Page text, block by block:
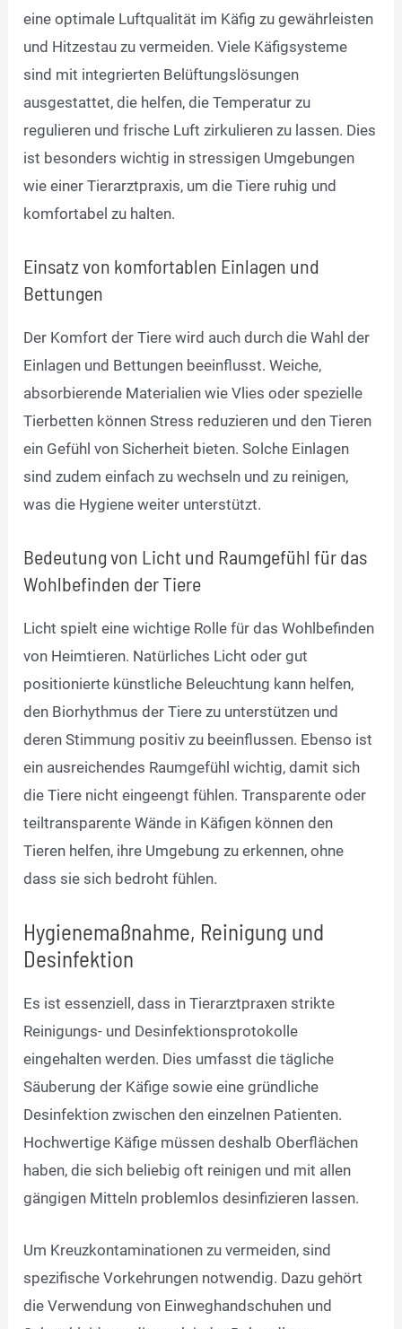
eine optimale Luftqualität im Käfig zu gewährleisten
und Hitzestau zu vermeiden. Viele Käfigsysteme
sind mit integrierten Belüftungslösungen
ausgestattet, die helfen, die Temperatur zu
regulieren und frische Luft zirkulieren zu lassen. Dies
ist besonders wichtig in stressigen Umgebungen
wie einer Tierarztpraxis, um die Tiere ruhig und
komfortabel zu halten.
Einsatz von komfortablen Einlagen und
Bettungen
Der Komfort der Tiere wird auch durch die Wahl der
Einlagen und Bettungen beeinflusst. Weiche,
absorbierende Materialien wie Vlies oder spezielle
Tierbetten können Stress reduzieren und den Tieren
ein Gefühl von Sicherheit bieten. Solche Einlagen
sind zudem einfach zu wechseln und zu reinigen,
was die Hygiene weiter unterstützt.
Bedeutung von Licht und Raumgefühl für das
Wohlbefinden der Tiere
Licht spielt eine wichtige Rolle für das Wohlbefinden
von Heimtieren. Natürliches Licht oder gut
positionierte künstliche Beleuchtung kann helfen,
den Biorhythmus der Tiere zu unterstützen und
deren Stimmung positiv zu beeinflussen. Ebenso ist
ein ausreichendes Raumgefühl wichtig, damit sich
die Tiere nicht eingeengt fühlen. Transparente oder
teiltransparente Wände in Käfigen können den
Tieren helfen, ihre Umgebung zu erkennen, ohne
dass sie sich bedroht fühlen.
Hygienemaßnahme, Reinigung und
Desinfektion
Es ist essenziell, dass in Tierarztpraxen strikte
Reinigungs- und Desinfektionsprotokolle
eingehalten werden. Dies umfasst die tägliche
Säuberung der Käfige sowie eine gründliche
Desinfektion zwischen den einzelnen Patienten.
Hochwertige Käfige müssen deshalb Oberflächen
haben, die sich beliebig oft reinigen und mit allen
gängigen Mitteln problemlos desinfizieren lassen.
Um Kreuzkontaminationen zu vermeiden, sind
spezifische Vorkehrungen notwendig. Dazu gehört
die Verwendung von Einweghandschuhen und